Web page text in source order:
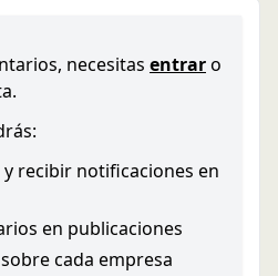
necesitas entraro
recibir notificaciones en
en publicaciones
cada empresa